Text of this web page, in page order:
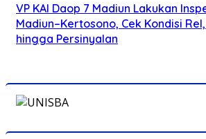
VP KAI Daop 7 Madiun Lakukan
Madiun–Kertosono, Cek Kondisi
hingga Persinyalan